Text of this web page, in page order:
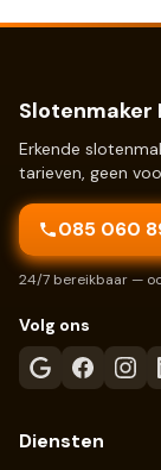
Slotenmaker
Erkende
tarieven, geen
085 060
24/7 bereikbaar —
Volg ons
Diensten